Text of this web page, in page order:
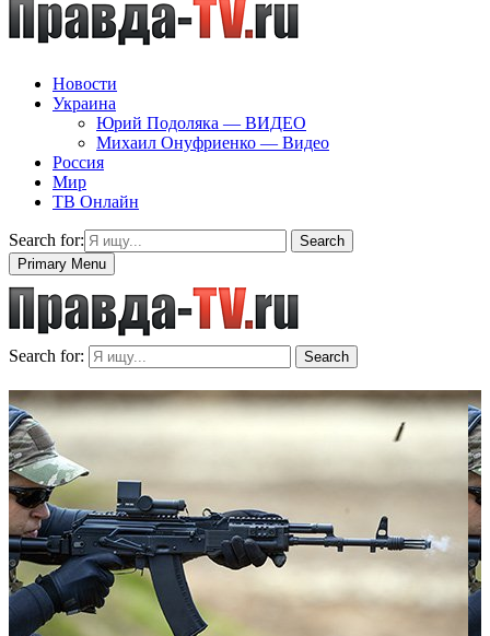
Новости
Украина
Юрий Подоляка — ВИДЕО
Михаил Онуфриенко — Видео
Россия
Мир
ТВ Онлайн
Search for:
Search
Primary Menu
Search for: Search